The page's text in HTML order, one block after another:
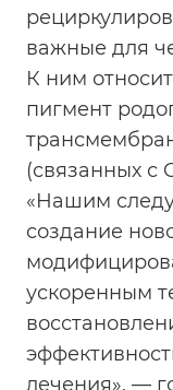
важные для
К ним
пигмент
(связанных с
«Нашим
создание
ускоренным
лечения», —